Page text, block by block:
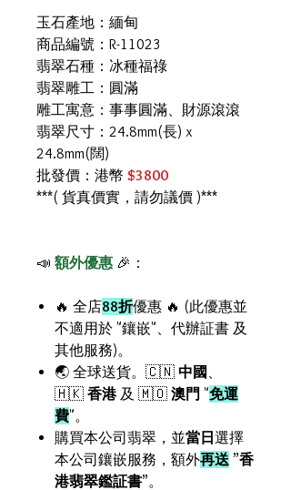
玉石產地：緬甸
商品編號：R-11023
翡翠石種：冰種福祿
翡翠雕工：圓滿
雕工寓意：事事圓滿、財源滾滾
翡翠尺寸：24.8mm(長) x
24.8mm(闊)
批發價：港幣 $3800
***( 貨真價實，請勿議價 )***
📣 額外優惠 🎉：
🔥 全店88折優惠 🔥 (此優惠並
不適用於 "鑲嵌"、代辦証書 及
其他服務)。
🌏 全球送貨。🇨🇳 中國 、
🇭🇰 香港及 🇲🇴 澳門 "免運
費"。
購買本公司翡翠，並當日 選擇
本公司鑲嵌服務，額外再送 ”香
港翡翠鑑証書”。